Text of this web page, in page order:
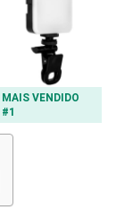
MAIS VENDIDO
#1